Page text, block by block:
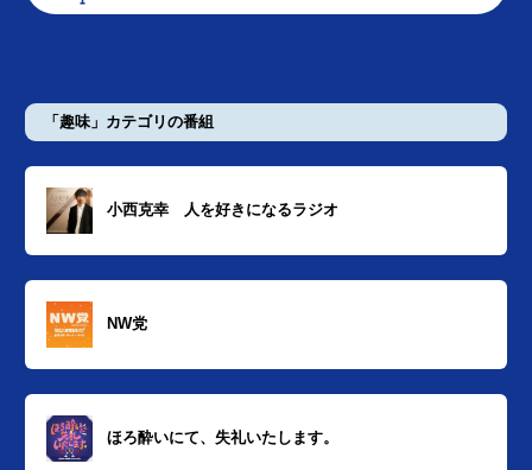
「趣味」カテゴリの番組
小西克幸 人を好きになるラジオ
NW党
ほろ酔いにて、失礼いたします。